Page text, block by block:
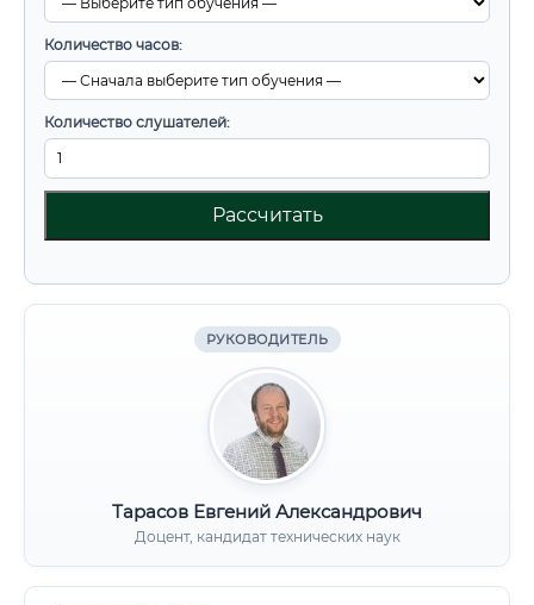
Количество часов:
Количество слушателей:
Рассчитать
РУКОВОДИТЕЛЬ
Тарасов Евгений Александрович
Доцент, кандидат технических наук